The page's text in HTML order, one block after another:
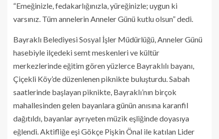
“Emeğinizle, fedakarlığınızla, yüreğinizle; uygun ki
varsınız. Tüm annelerin Anneler Günü kutlu olsun” dedi.
Bayraklı Belediyesi Sosyal İşler Müdürlüğü, Anneler Günü
hasebiyle ilçedeki semt meskenleri ve kültür
merkezlerinde eğitim gören yüzlerce Bayraklılı bayanı,
Çiçekli Köy’de düzenlenen piknikte buluşturdu. Sabah
saatlerinde başlayan piknikte, Bayraklı’nın birçok
mahallesinden gelen bayanlara günün anısına karanfil
dağıtıldı, bayanlar ayrıyeten müzik eşliğinde doyasıya
eğlendi. Aktifliğe eşi Gökçe Pişkin Önal ile katılan Lider